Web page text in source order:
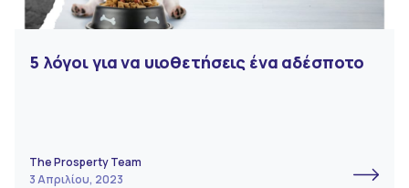
5 λόγοι για να υιοθετήσεις ένα αδέσποτο
The Prosperty Team
3 Απριλίου, 2023